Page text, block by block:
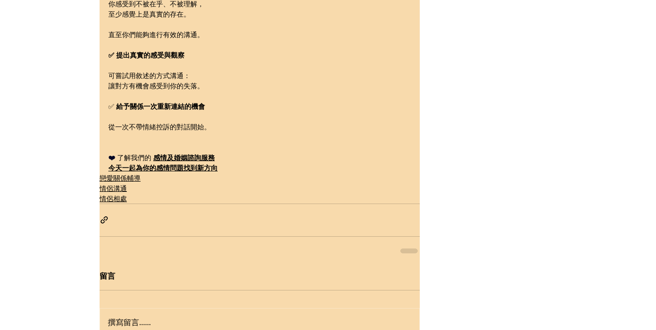
你感受到不被在乎、不被理解，
至少感覺上是真實的存在。
直至你們能夠進行有效的溝通。
✅ 提出真實的感受與觀察
可嘗試用敘述的方式溝通：
讓對方有機會感受到你的失落。
✅ 給予關係一次重新連結的機會
從一次不帶情緒控訴的對話開始。
❤️ 了解我們的 感情及婚姻諮詢服務
今天一起為你的感情問題找到新方向
戀愛關係輔導
情侶溝通
情侶相處
留言
撰寫留言......